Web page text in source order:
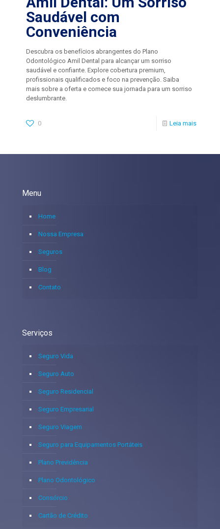
Saudável com
Conveniência
Descubra os benefícios abrangentes do Plano
Odontológico Amil Dental para alcançar um sorriso
saudável e confiante. Explore cobertura premium,
profissionais qualificados e foco na prevenção. Saiba
mais sobre a oferta e comece sua jornada para um sorriso
deslumbrante.
0 Leia mais
Menu
Home
Nossa Empresa
Seguros
Blog
Contato
Serviços
Seguro Vida
Seguro Auto
Seguro Residencial
Seguro Empresarial
Seguro Viagem
Seguro para Equipamentos Portáteis
Plano Previdência
Plano Odontológico
Consórcio
Cartão de Crédito